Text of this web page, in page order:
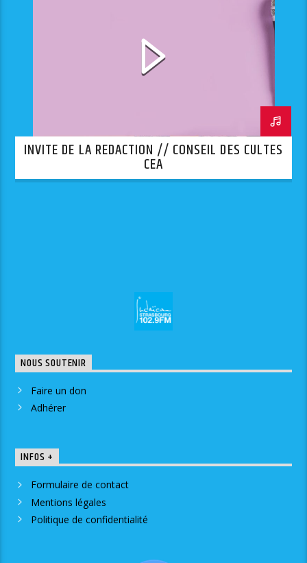
INVITE DE LA REDACTION // CONSEIL DES CULTES
CEA
NOUS SOUTENIR
Faire un don
Adhérer
INFOS +
Formulaire de contact
Mentions légales
Politique de confidentialité